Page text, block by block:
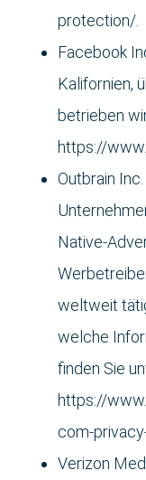
protection/.
Facebook
Kalifornien,
betrieben
https://
Outbrain
Native-
weltweit
welche
finden Sie
https://
com-
Verizon